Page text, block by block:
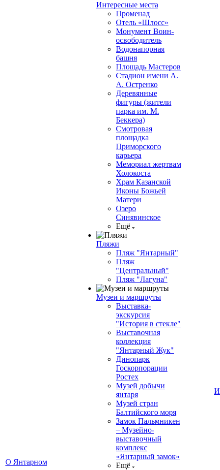
О Янтарном
Интересные места
Променад
Отель «Шлосс»
Монумент Воин-
освободитель
Водонапорная
башня
Площадь Мастеров
Стадион имени А.
А. Остренко
Деревянные
фигуры (жители
парка им. М.
Беккера)
Смотровая
площадка
Приморского
карьера
Мемориал жертвам
Холокоста
Храм Казанской
Иконы Божьей
Матери
Озеро
Синявинское
Ещё
Пляжи
Пляж "Янтарный"
Пляж
"Центральный"
Пляж "Лагуна"
Музеи и маршруты
Выставка-
экскурсия
"История в стекле"
Выставочная
коллекция
"Янтарный Жук"
Динопарк
Госкорпорации
Ростех
Музей добычи
янтаря
Музей стран
Балтийского моря
Замок Пальмникен
– Музейно-
выставочный
комплекс
«Янтарный замок»
Ещё